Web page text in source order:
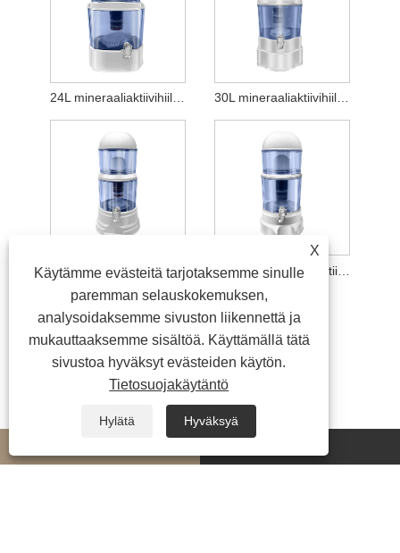
24L mineraaliaktiivihiilivedenpuhdistin 30L mineraaliaktiivihiilivedenpuhdistin
16L mineraaliaktiivihiilivedenpuhdistin 14 litran mineraaliaktiivihiilivedenpuhdistin
X
Käytämme evästeitä tarjotaksemme sinulle
paremman selauskokemuksen,
analysoidaksemme sivuston liikennettä ja
mukauttaaksemme sisältöä. Käyttämällä tätä
sivustoa hyväksyt evästeiden käytön.
Tietosuojakäytäntö
Hylätä Hyväksyä